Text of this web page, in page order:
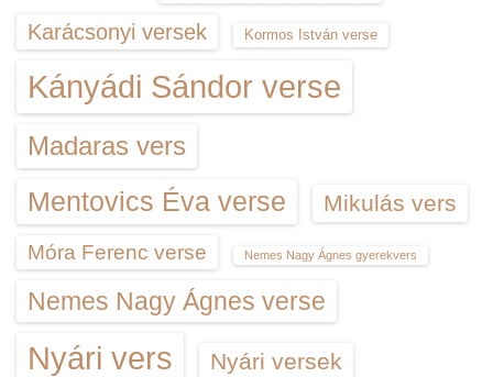
Karácsonyi versek Kormos István verse
Kányádi Sándor verse
Madaras vers
Mentovics Éva verse Mikulás vers
Móra Ferenc verse Nemes Nagy Ágnes gyerekvers
Nemes Nagy Ágnes verse
Nyári vers Nyári versek